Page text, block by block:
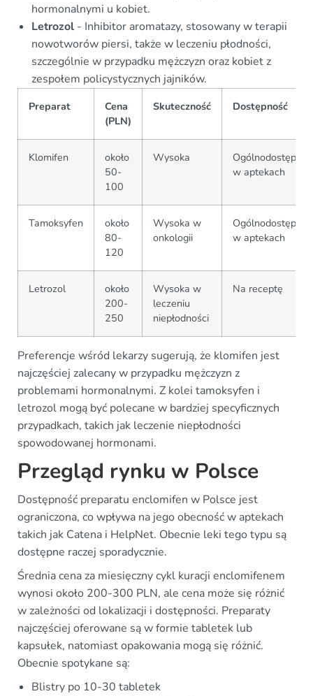
hormonalnymi u kobiet.
Letrozol - Inhibitor aromatazy, stosowany w terapii
nowotworów piersi, także w leczeniu płodności,
szczególnie w przypadku mężczyzn oraz kobiet z
zespołem policystycznych jajników.
Preparat
Cena
(PLN)
Skuteczność Dostępność
Klomifen
około
50-
100
Wysoka
Ogólnodostępny
w aptekach
Tamoksyfen
około
80-
120
Wysoka w
onkologii
Ogólnodostępny
w aptekach
Letrozol
około
200-
250
Wysoka w
leczeniu
niepłodności
Na receptę
Preferencje wśród lekarzy sugerują, że klomifen jest
najczęściej zalecany w przypadku mężczyzn z
problemami hormonalnymi. Z kolei tamoksyfen i
letrozol mogą być polecane w bardziej specyficznych
przypadkach, takich jak leczenie niepłodności
spowodowanej hormonami.
Przegląd rynku w Polsce
Dostępność preparatu enclomifen w Polsce jest
ograniczona, co wpływa na jego obecność w aptekach
takich jak Catena i HelpNet. Obecnie leki tego typu są
dostępne raczej sporadycznie.
Średnia cena za miesięczny cykl kuracji enclomifenem
wynosi około 200-300 PLN, ale cena może się różnić
w zależności od lokalizacji i dostępności. Preparaty
najczęściej oferowane są w formie tabletek lub
kapsułek, natomiast opakowania mogą się różnić.
Obecnie spotykane są:
Blistry po 10-30 tabletek